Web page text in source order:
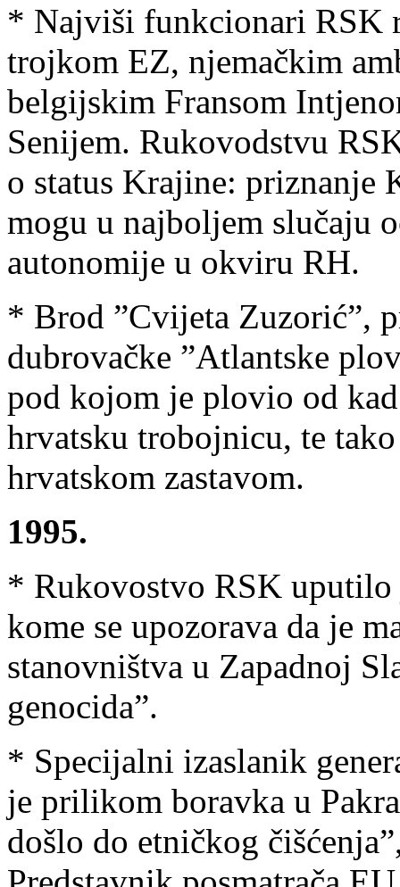
* Najviši funkcionari RSK
trojkom EZ, njemačkim
belgijskim Fransom
Senijem. Rukovodstvu
o status Krajine: priznanje
mogu u najboljem slučaju
autonomije u okviru RH.
* Brod ”Cvijeta Zuzorić”,
dubrovačke ”Atlantske
pod kojom je plovio od
hrvatsku trobojnicu, te
hrvatskom zastavom.
1995.
* Rukovostvo RSK uputilo
kome se upozorava da je
stanovništva u Zapadnoj
genocida”.
* Specijalni izaslanik
je prilikom boravka u
došlo do etničkog